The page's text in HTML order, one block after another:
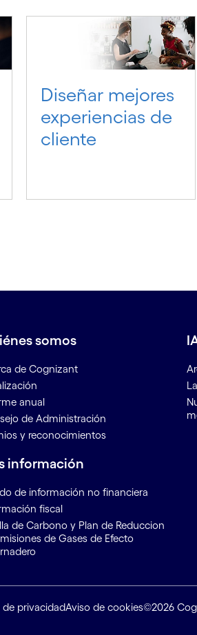
Diseñar mejores
experiencias de
cliente
somos
de Cognizant
anual
de Administración
y reconocimientos
información
de información no financiera
fiscal
de Carbono y Plan de Reduccion
de Gases de Efecto
de privacidadAviso de cookies©2026